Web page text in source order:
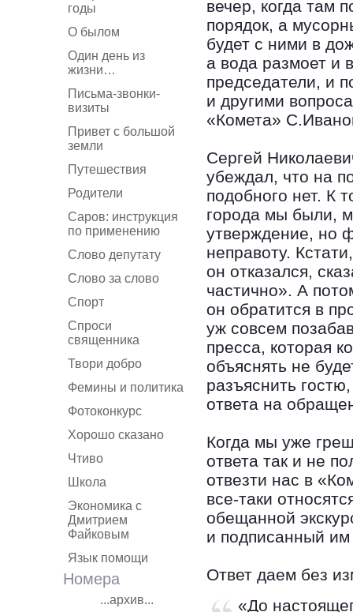
годы
О былом
Один день из
жизни…
Письма-звонки-
визиты
Привет с большой
земли
Путешествия
Родители
Саров: инструкция
по применению
Слово депутату
Слово за слово
Спорт
Спроси
священника
Твори добро
Фемины и политика
Фотоконкурс
Хорошо сказано
Чтиво
Школа
Экономика с
Дмитрием
Файковым
Язык помощи
Номера
...архив...
вечер, когда там
порядок, а
будет с ними в
а вода размоет и
председатели, и
и другими
«Комета»
Сергей
убеждал, что на
подобного нет. К
города мы были,
утверждение, но
неправоту.
он отказался,
частично». А
он обратится в
уж совсем
пресса, которая
объяснять не
разъяснить
ответа на
Когда мы уже
ответа так и не
отвезти нас в
все-таки
обещанной
и подписанный
Ответ даем без
«До